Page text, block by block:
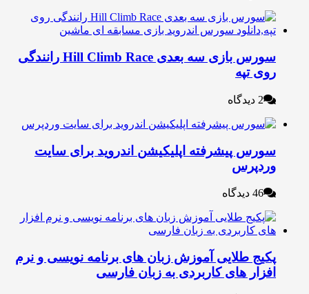
سورس بازی سه بعدی Hill Climb Race رانندگی
تپه
پیشرفته اپلیکیشن اندروید برای سایت
طلایی آموزش زبان های برنامه نویسی و نرم
های کاربردی به زبان فارسی